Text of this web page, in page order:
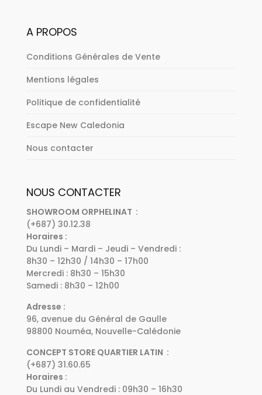
A PROPOS
Conditions Générales de Vente
Mentions légales
Politique de confidentialité
Escape New Caledonia
Nous contacter
NOUS CONTACTER
SHOWROOM ORPHELINAT :
(+687) 30.12.38
Horaires :
Du Lundi – Mardi – Jeudi – Vendredi :
8h30 – 12h30 / 14h30 – 17h00
Mercredi : 8h30 – 15h30
Samedi : 8h30 – 12h00
Adresse :
96, avenue du Général de Gaulle
98800 Nouméa, Nouvelle-Calédonie
CONCEPT STORE QUARTIER LATIN :
(+687) 31.60.65
Horaires :
Du Lundi au Vendredi : 09h30 – 16h30